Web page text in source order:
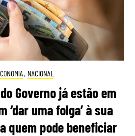
, NACIONAL
Governo já estão em
‘dar uma folga’ à sua
quem pode beneficiar